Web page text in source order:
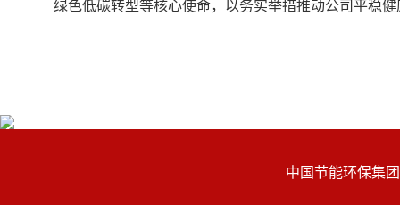
绿色低碳转型等核心使命，以务实举措推动公司平稳
中国节能环保集团